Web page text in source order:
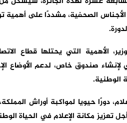
الصحفية، مشددًا على أهمية
الأهمية التي يحتلها قطاع
لإنشاء صندوق خاص، لدعم الأوضاع
الوطنية.
دورًا حيويا لمواكبة أوراش
تعزيز مكانة الإعلام في الحياة